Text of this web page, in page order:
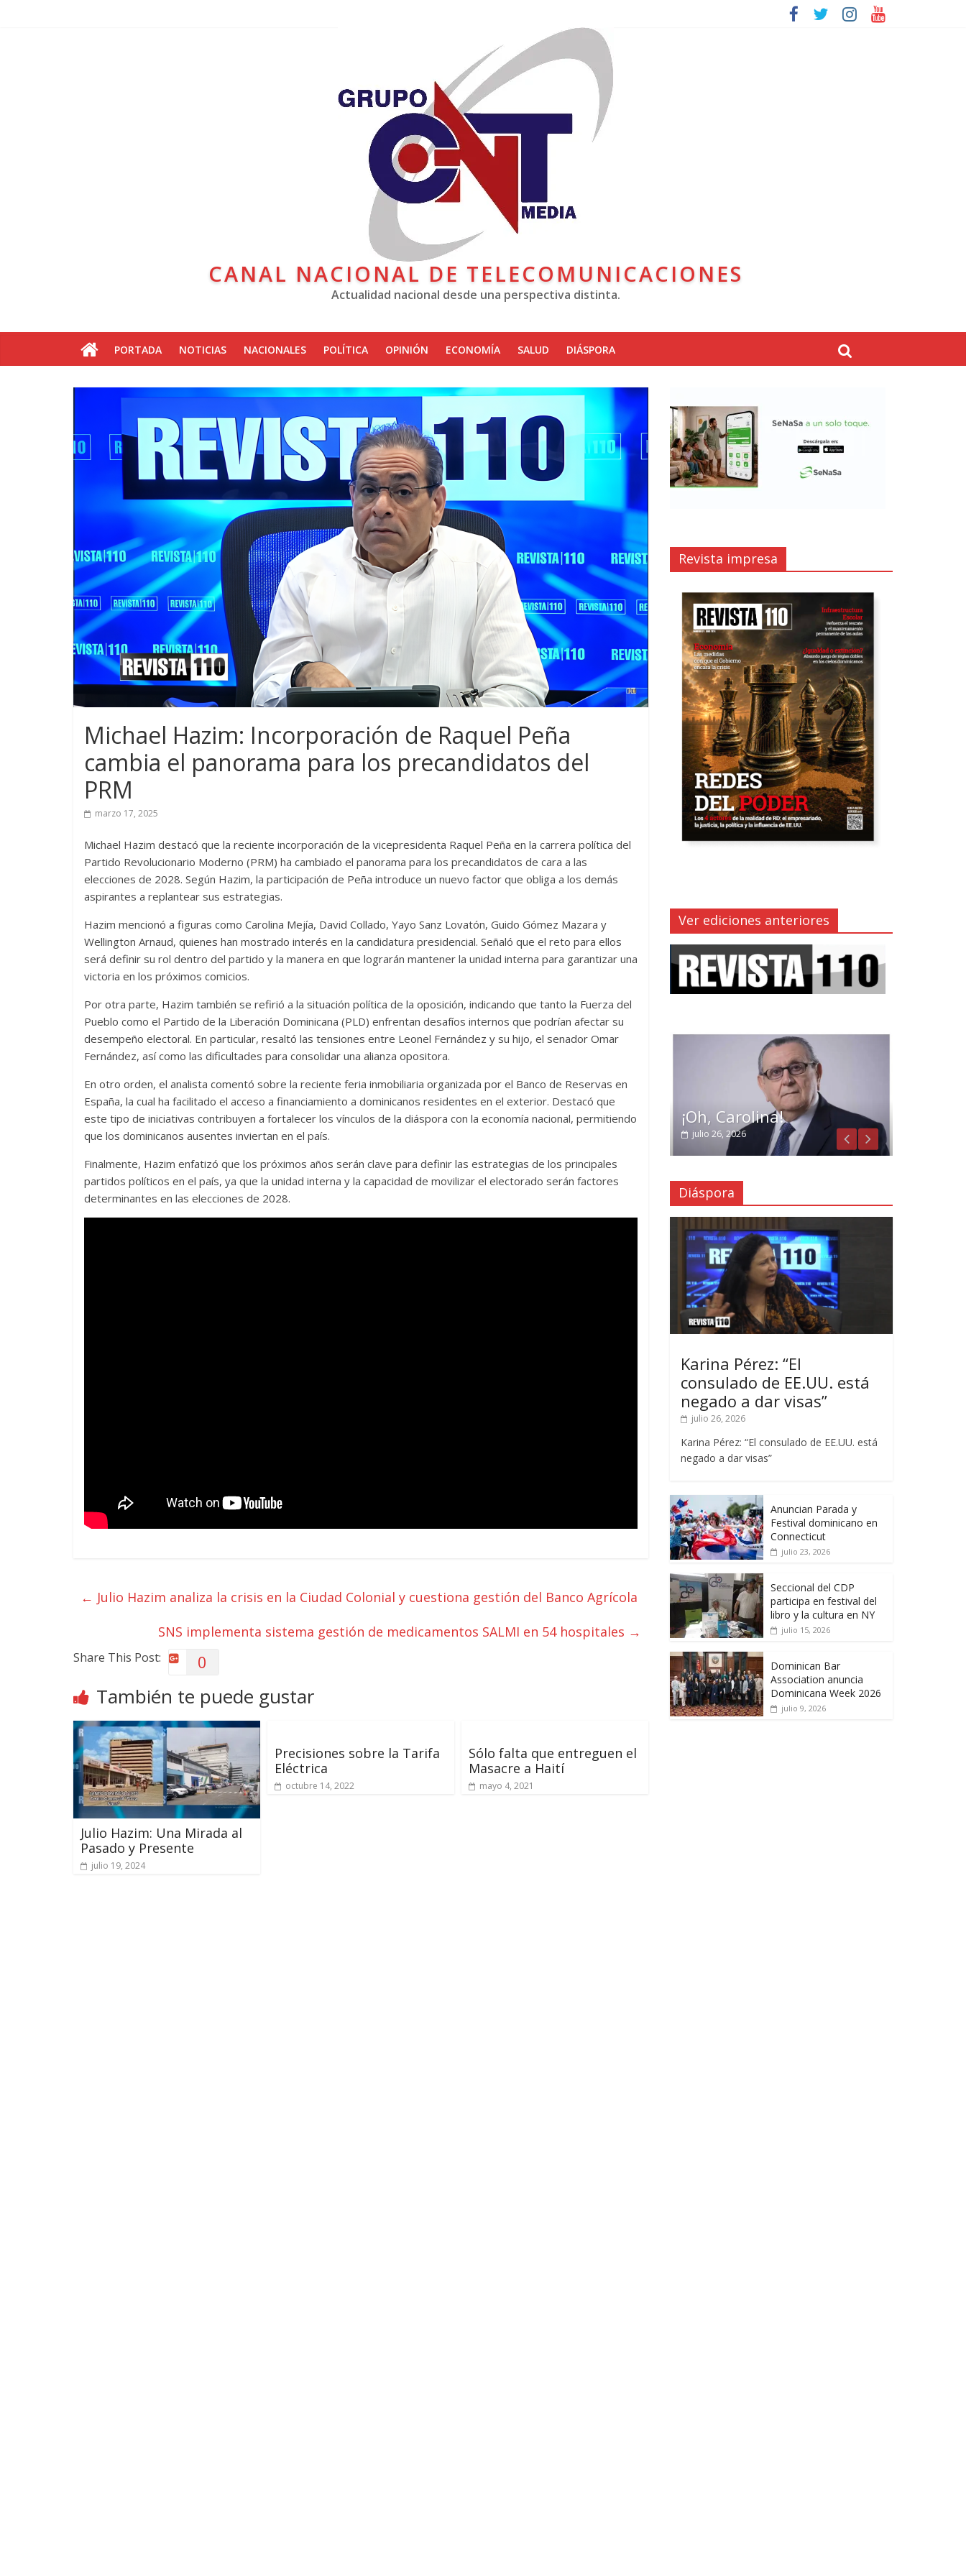
CANAL NACIONAL DE TELECOMUNICACIONES
Actualidad nacional desde una perspectiva distinta.
PORTADA NOTICIAS NACIONALES POLÍTICA OPINIÓN ECONOMÍA SALUD DIÁSPORA
Michael Hazim: Incorporación de Raquel Peña
cambia el panorama para los precandidatos del
PRM
marzo 17, 2025
Michael Hazim destacó que la reciente incorporación de la vicepresidenta Raquel Peña en la carrera política del
Partido Revolucionario Moderno (PRM) ha cambiado el panorama para los precandidatos de cara a las
elecciones de 2028. Según Hazim, la participación de Peña introduce un nuevo factor que obliga a los demás
aspirantes a replantear sus estrategias.
Hazim mencionó a figuras como Carolina Mejía, David Collado, Yayo Sanz Lovatón, Guido Gómez Mazara y
Wellington Arnaud, quienes han mostrado interés en la candidatura presidencial. Señaló que el reto para ellos
será definir su rol dentro del partido y la manera en que lograrán mantener la unidad interna para garantizar una
victoria en los próximos comicios.
Por otra parte, Hazim también se refirió a la situación política de la oposición, indicando que tanto la Fuerza del
Pueblo como el Partido de la Liberación Dominicana (PLD) enfrentan desafíos internos que podrían afectar su
desempeño electoral. En particular, resaltó las tensiones entre Leonel Fernández y su hijo, el senador Omar
Fernández, así como las dificultades para consolidar una alianza opositora.
En otro orden, el analista comentó sobre la reciente feria inmobiliaria organizada por el Banco de Reservas en
España, la cual ha facilitado el acceso a financiamiento a dominicanos residentes en el exterior. Destacó que
este tipo de iniciativas contribuyen a fortalecer los vínculos de la diáspora con la economía nacional, permitiendo
que los dominicanos ausentes inviertan en el país.
Finalmente, Hazim enfatizó que los próximos años serán clave para definir las estrategias de los principales
partidos políticos en el país, ya que la unidad interna y la capacidad de movilizar el electorado serán factores
determinantes en las elecciones de 2028.
← Julio Hazim analiza la crisis en la Ciudad Colonial y cuestiona gestión del Banco Agrícola
SNS implementa sistema gestión de medicamentos SALMI en 54 hospitales →
Share This Post: 0
También te puede gustar
Julio Hazim: Una Mirada al
Pasado y Presente
julio 19, 2024
Precisiones sobre la Tarifa
Eléctrica
octubre 14, 2022
Sólo falta que entreguen el
Masacre a Haití
mayo 4, 2021
Revista impresa
Ver ediciones anteriores
¡Oh, Carolina!
julio 26, 2026
Diáspora
Karina Pérez: “El
consulado de EE.UU. está
negado a dar visas”
julio 26, 2026
Karina Pérez: “El consulado de EE.UU. está
negado a dar visas”
Anuncian Parada y
Festival dominicano en
Connecticut
julio 23, 2026
Seccional del CDP
participa en festival del
libro y la cultura en NY
julio 15, 2026
Dominican Bar
Association anuncia
Dominicana Week 2026
julio 9, 2026